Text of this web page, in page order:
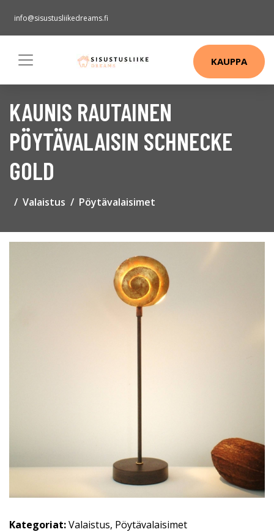
info@sisustusliikedreams.fi
KAUPPA
KAUNIS RAUTAINEN
PÖYTÄVALAISIN SCHNECKE
GOLD
Valaistus Pöytävalaisimet
Kategoriat:Valaistus, Pöytävalaisimet